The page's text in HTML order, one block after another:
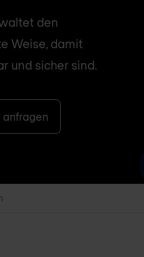
den
Weise, damit
und sicher sind.
anfragen